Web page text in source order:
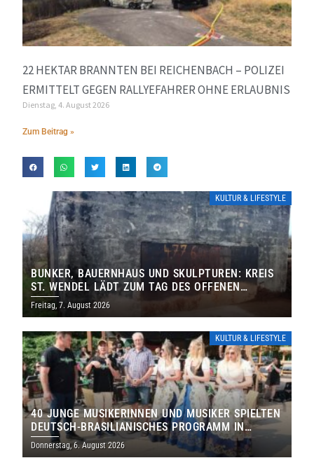
22 HEKTAR BRANNTEN BEI REICHENBACH – POLIZEI
ERMITTELT GEGEN RALLYEFAHRER OHNE ERLAUBNIS
Dienstag, 4. August 2026
Zum Beitrag »
KULTUR & LIFESTYLE
BUNKER, BAUERNHAUS UND SKULPTUREN: KREIS
ST. WENDEL LÄDT ZUM TAG DES OFFENEN
DENKMALS EIN
Freitag, 7. August 2026
KULTUR & LIFESTYLE
40 JUNGE MUSIKERINNEN UND MUSIKER SPIELTEN
DEUTSCH-BRASILIANISCHES PROGRAMM IN
THOLEY
Donnerstag, 6. August 2026